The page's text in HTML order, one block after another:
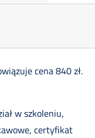
cena 840 zł.
w szkoleniu,
certyfikat